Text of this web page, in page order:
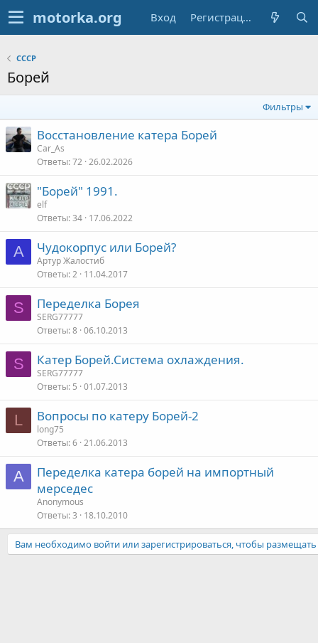
Вход Регистрация
СССР
Борей
Фильтры
Восстановление катера Борей
Car_As
Ответы 72 26.02.2026
"Борей" 1991.
elf
Ответы 34 17.06.2022
А Чудокорпус или Борей?
Артур Жалостиб
Ответы 2 11.04.2017
S Переделка Борея
SERG77777
Ответы 8 06.10.2013
S Катер Борей.Система охлаждения.
SERG77777
Ответы 5 01.07.2013
L Вопросы по катеру Борей-2
long75
Ответы 6 21.06.2013
A
Переделка катера борей на импортный
мерседес
Anonymous
Ответы 3 18.10.2010
Вам необходимо войти или зарегистрироваться, чтобы